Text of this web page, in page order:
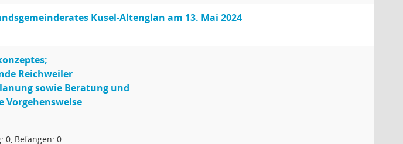
Kusel-Altenglan am 13. Mai 2024
Reichweiler
sowie Beratung und
Vorgehensweise
0, Befangen: 0